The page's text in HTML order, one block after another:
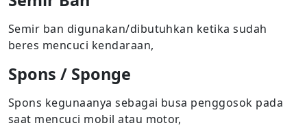
Semir ban digunakan/dibutuhkan ketika sudah
beres mencuci kendaraan,
Spons / Sponge
Spons kegunaanya sebagai busa penggosok pada
saat mencuci mobil atau motor,